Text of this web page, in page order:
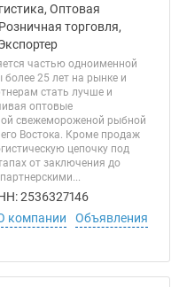
Оптовая
торговля,
частью одноименной
25 лет на рынке и
стать лучше и
оптовые
свежемороженой рыбной
Востока. Кроме продаж
цепочку под
от заключения до
2536327146
компании
Объявления